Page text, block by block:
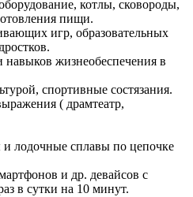
котлы, сковороды,
пищи.
игр, образовательных
жизнеобеспечения в
спортивные состязания.
( драмтеатр,
лодочные сплавы по цепочке
и др. девайсов с
в сутки на 10 минут.